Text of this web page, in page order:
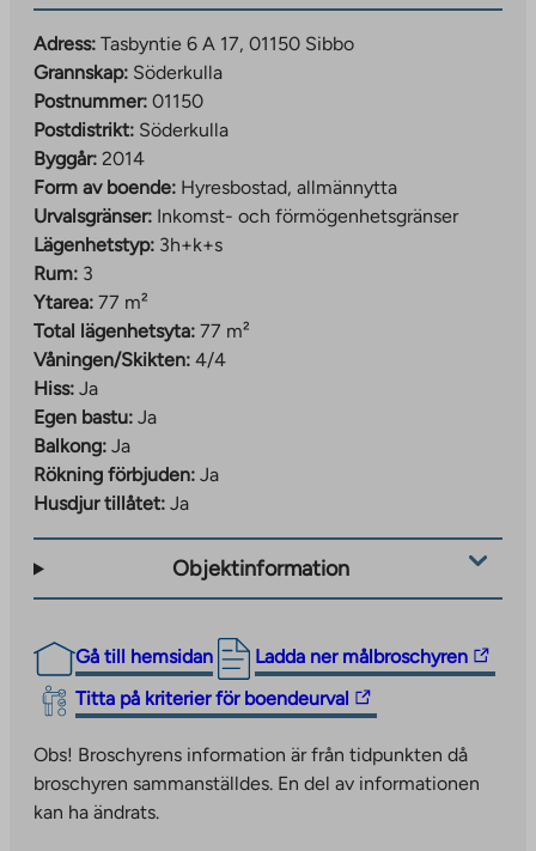
Adress: Tasbyntie 6 A 17, 01150 Sibbo
Grannskap: Söderkulla
Postnummer: 01150
Postdistrikt: Söderkulla
Byggår: 2014
Form av boende: Hyresbostad, allmännytta
Urvalsgränser: Inkomst- och förmögenhetsgränser
Lägenhetstyp: 3h+k+s
Rum: 3
Ytarea: 77 m²
Total lägenhetsyta: 77 m²
Våningen/Skikten: 4/4
Hiss: Ja
Egen bastu: Ja
Balkong: Ja
Rökning förbjuden: Ja
Husdjur tillåtet: Ja
Objektinformation
Gå till hemsidan Ladda ner målbroschyren
The
link
takes
you
to
an
Titta på kriterier för boendeurval
The
link
takes
you
to
Obs! Broschyrens information är från tidpunkten då
broschyren sammanställdes. En del av informationen
kan ha ändrats.